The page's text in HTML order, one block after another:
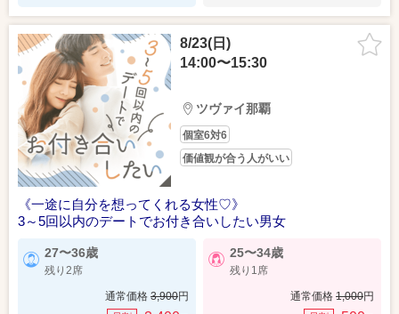
8/23(日)
14:00〜15:30
ツヴァイ那覇
個室6対6
価値観が合う人がいい
《一途に自分を想ってくれる女性♡》
3～5回以内のデートでお付き合いしたい男女
27〜36歳
残り2席
通常価格 3,900円
25〜34歳
残り1席
通常価格 1,000円